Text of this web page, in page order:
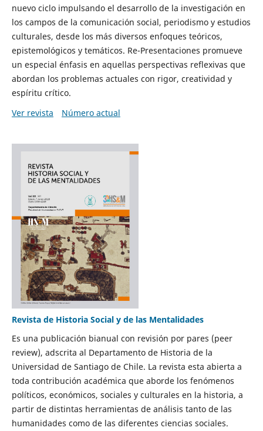
nuevo ciclo impulsando el desarrollo de la investigación en
los campos de la comunicación social, periodismo y estudios
culturales, desde los más diversos enfoques teóricos,
epistemológicos y temáticos. Re-Presentaciones promueve
un especial énfasis en aquellas perspectivas reflexivas que
abordan los problemas actuales con rigor, creatividad y
espíritu crítico.
Ver revista
Número actual
Revista de Historia Social y de las Mentalidades
Es una publicación bianual con revisión por pares (peer
review), adscrita al Departamento de Historia de la
Universidad de Santiago de Chile. La revista esta abierta a
toda contribución académica que aborde los fenómenos
políticos, económicos, sociales y culturales en la historia, a
partir de distintas herramientas de análisis tanto de las
humanidades como de las diferentes ciencias sociales.